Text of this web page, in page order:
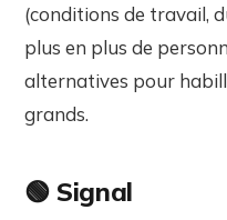
(conditions de travail,
plus en plus de
alternatives pour
grands.
🟢 Signal